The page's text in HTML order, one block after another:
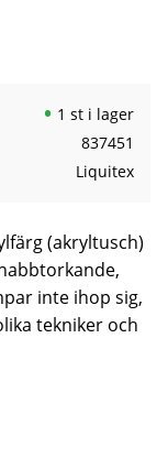
1 st i lager
837451
Liquitex
(akryltusch)
inte ihop sig,
tekniker och